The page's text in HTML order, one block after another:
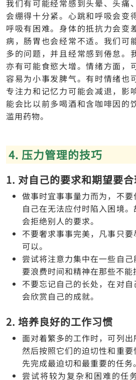
我们有可能经常感到头晕、头痛
会绷得十分紧。心跳和呼吸会变
呼吸有困难。身体的抵抗力会变
病，肠胃也会经常不适。我们可
多的问题，并且经常感到倦怠。
亦有可能食慾大增。情绪方面，
容易为小事发脾气。有时情绪也
专注力和记忆力可能会减退，影
能会比以前多喝酒和含咖啡因的
滥用药物。
4. 压力管理的技巧
1. 对自己的要求和期望要
做事时宜事事量力而为，不
自己在无法应付时陷入困境
会拒绝别人的要求。
不要奢求事事完美，凡事只
可以。
尝试将注意力集中在一些自
要浪费时间和精神在那些不能
不要忘记自己的长处，在对
会欣赏自己的成就。
2. 培养良好的工作习惯
面对着繁多的工作时，可列出
然后按照它们的迫切性和重
先完成最迫切和最重要的任务。
尝试将较为复杂和困难的任